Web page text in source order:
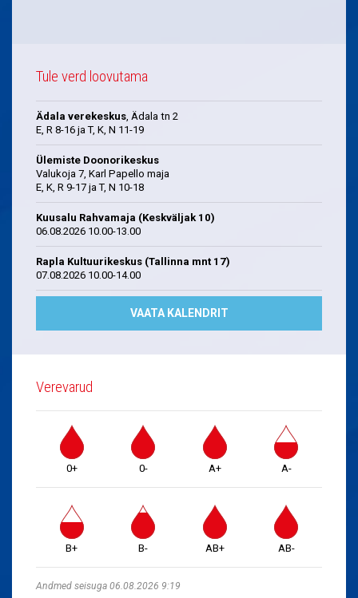
Tule verd loovutama
Ädala verekeskus , Ädala tn 2
E, R 8-16 ja T, K, N 11-19
Ülemiste Doonorikeskus
Valukoja 7, Karl Papello maja
E, K, R 9-17 ja T, N 10-18
Kuusalu Rahvamaja (Keskväljak 10)
06.08.2026 10.00-13.00
Rapla Kultuurikeskus (Tallinna mnt 17)
07.08.2026 10.00-14.00
VAATA KALENDRIT
Verevarud
0+ 0- A+ A-
B+ B- AB+ AB-
Andmed seisuga 06.08.2026 9:19